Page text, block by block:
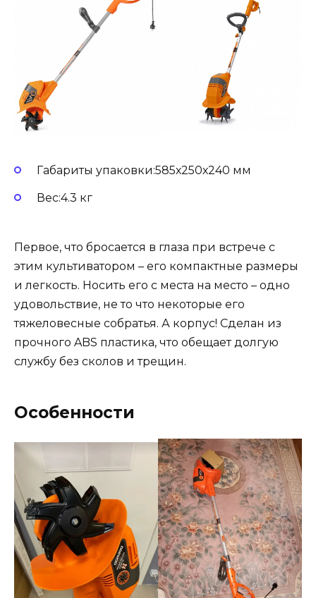
Габариты упаковки:585х250х240 мм
Вес:4.3 кг
Первое, что бросается в глаза при встрече с
этим культиватором – его компактные размеры
и легкость. Носить его с места на место – одно
удовольствие, не то что некоторые его
тяжеловесные собратья. А корпус! Сделан из
прочного ABS пластика, что обещает долгую
службу без сколов и трещин.
Особенности